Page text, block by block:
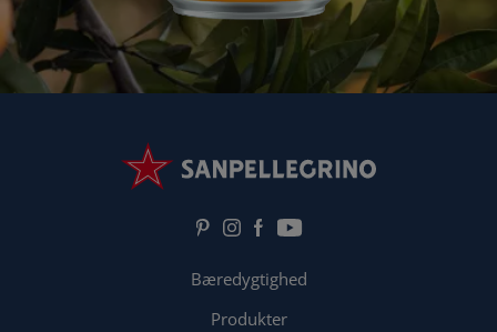
Bæredygtighed
Produkter